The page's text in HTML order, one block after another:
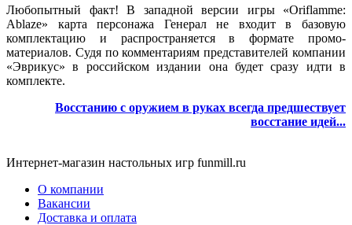
Любопытный факт! В западной версии игры «Oriflamme:
Ablaze» карта персонажа Генерал не входит в базовую
комплектацию и распространяется в формате промо-
материалов. Судя по комментариям представителей компании
«Эврикус» в российском издании она будет сразу идти в
комплекте.
Восстанию с оружием в руках всегда предшествует
восстание идей...
Интернет-магазин настольных игр funmill.ru
О компании
Вакансии
Доставка и оплата